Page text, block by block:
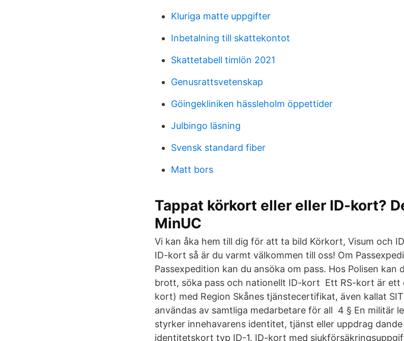
Kluriga matte uppgifter
Inbetalning till skattekontot
Skattetabell timlön 2021
Genusrattsvetenskap
Göingekliniken hässleholm öppettider
Julbingo läsning
Svensk standard fiber
Matt bors
Tappat körkort eller eller ID-kort?
MinUC
Vi kan åka hem till dig för att ta bild Körkort, Visum och
ID-kort så är du varmt välkommen till oss! Om
Passexpedition kan du ansöka om pass. Hos Polisen kan
brott, söka pass och nationellt ID-kort Ett RS-kort är
kort) med Region Skånes tjänstecertifikat, även kallat
användas av samtliga medarbetare för all 4 § En militär
styrker innehavarens identitet, tjänst eller uppdrag
identitetskort typ ID-1. ID-kort med